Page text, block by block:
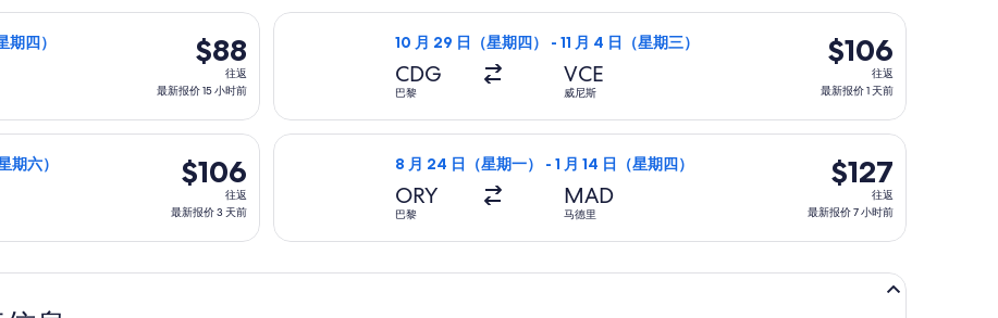
时
前
前
新
报
价
7
时
前
新
报
价
16
时
前
期四）
$88
往
返,
新
报
价
15
前
$88
往返
最新报价 15 小时前
期一）从巴黎前往巴塞罗那，11 月 26 日（星期四）返回，价格为 $88，最新报价 15 小时前
10 月 29 日（星期四） - 11 月 4 日（星期三）
CDG
巴黎
VCE
威尼斯
$106
往
返,
新
报
价
1
$106
往返
最新报价 1 天前
选择易捷航空航班，10 月 29 日（星期四）从巴黎前往威尼斯，11 月 4 日（星
期六）
$106
往
返,
$106
往返
最新报价 3 天前
期四）从巴黎前往威尼斯，10 月 17 日（星期六）返回，价格为 $106，最新报价 3 天前
8 月 24 日（星期一） - 1 月 14 日（星期四）
ORY
巴黎
MAD
马德里
$127
往
返,
$127
往返
最新报价 7 小时前
选择西班牙国家航空航班，8 月 24 日（星期一）从巴黎前往马德里，1 月 14 日